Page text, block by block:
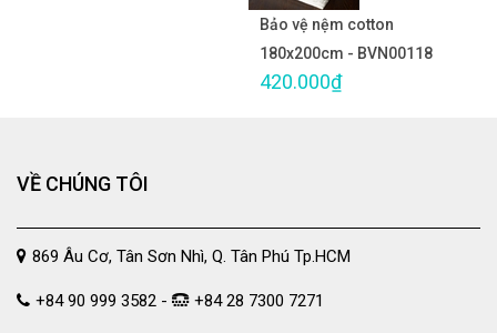
Bảo vệ nệm cotton
180x200cm - BVN00118
420.000₫
VỀ CHÚNG TÔI
869 Âu Cơ, Tân Sơn Nhì, Q. Tân Phú Tp.HCM
+84 90 999 3582 - +84 28 7300 7271